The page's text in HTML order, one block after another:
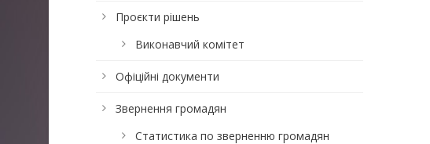
Проєкти рішень
Виконавчий комітет
Офіційні документи
Звернення громадян
Статистика по зверненню громадян